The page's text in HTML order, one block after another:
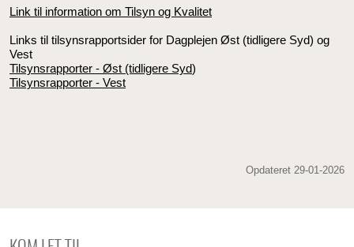
Link til information om Tilsyn og Kvalitet
Links til tilsynsrapportsider for Dagplejen Øst (tidligere Syd) og
Vest
Tilsynsrapporter - Øst (tidligere Syd)
Tilsynsrapporter - Vest
Opdateret 29-01-2026